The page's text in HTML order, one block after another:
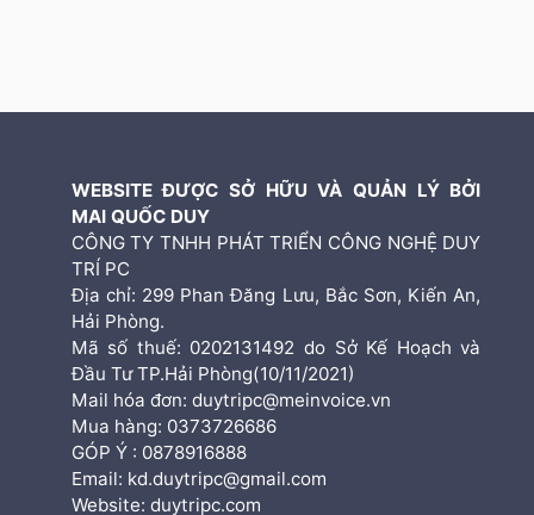
WEBSITE ĐƯỢC SỞ HỮU VÀ QUẢN LÝ BỞI
MAI QUỐC DUY
CÔNG TY TNHH PHÁT TRIỂN CÔNG NGHỆ DUY
TRÍ PC
Địa chỉ: 299 Phan Đăng Lưu, Bắc Sơn, Kiến An,
Hải Phòng.
Mã số thuế: 0202131492 do Sở Kế Hoạch và
Đầu Tư TP.Hải Phòng(10/11/2021)
Mail hóa đơn: duytripc@meinvoice.vn
Mua hàng: 0373726686
GÓP Ý : 0878916888
Email: kd.duytripc@gmail.com
Website: duytripc.com